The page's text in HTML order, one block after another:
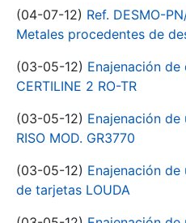
(04-07-12) Ref. DESMO-
Metales procedentes de
(03-05-12) Enajenación
CERTILINE 2 RO-TR
(03-05-12) Enajenación
RISO MOD. GR3770
(03-05-12) Enajenación
de tarjetas LOUDA